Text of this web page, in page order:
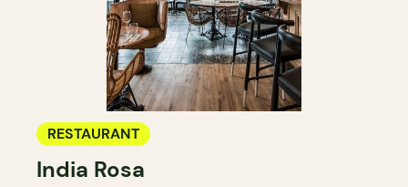
RESTAURANT
India Rosa